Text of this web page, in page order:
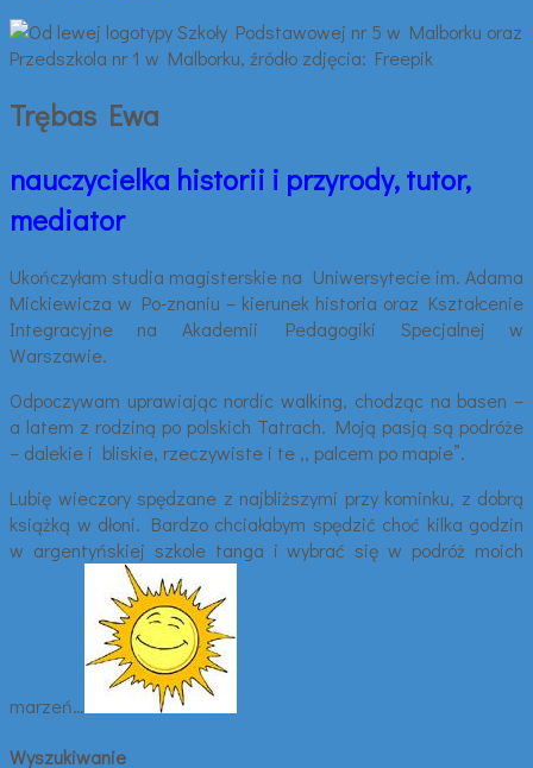
Trębas Ewa
nauczycielka historii i przyrody, tutor,
mediator
Ukończyłam studia magisterskie na Uniwersytecie im. Adama
Mickiewicza w Po-znaniu – kierunek historia oraz Kształcenie
Integracyjne na Akademii Pedagogiki Specjalnej w
Warszawie.
Odpoczywam uprawiając nordic walking, chodząc na basen –
a latem z rodziną po polskich Tatrach. Moją pasją są podróże
– dalekie i bliskie, rzeczywiste i te ,, palcem po mapie”.
Lubię wieczory spędzane z najbliższymi przy kominku, z dobrą
książką w dłoni. Bardzo chciałabym spędzić choć kilka godzin
w argentyńskiej szkole tanga i wybrać się w podróż moich
marzeń…
Wyszukiwanie